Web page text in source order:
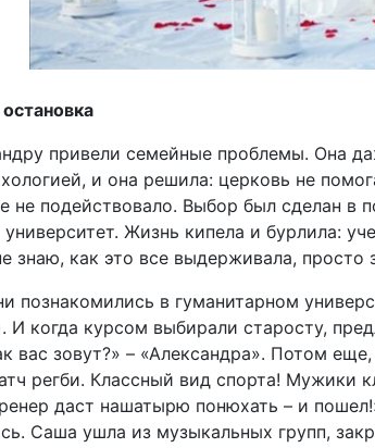
привели семейные проблемы. Она
и она решила: церковь не
не подействовало. Выбор был сделан
Жизнь кипела и бурлила:
знаю, как это все выдерживала, просто
познакомились в гуманитарном
И когда курсом выбирали старосту,
вас зовут?» – «Александра». Потом
регби. Классный вид спорта! Мужики
даст нашатырю понюхать – и
Саша ушла из музыкальных групп,